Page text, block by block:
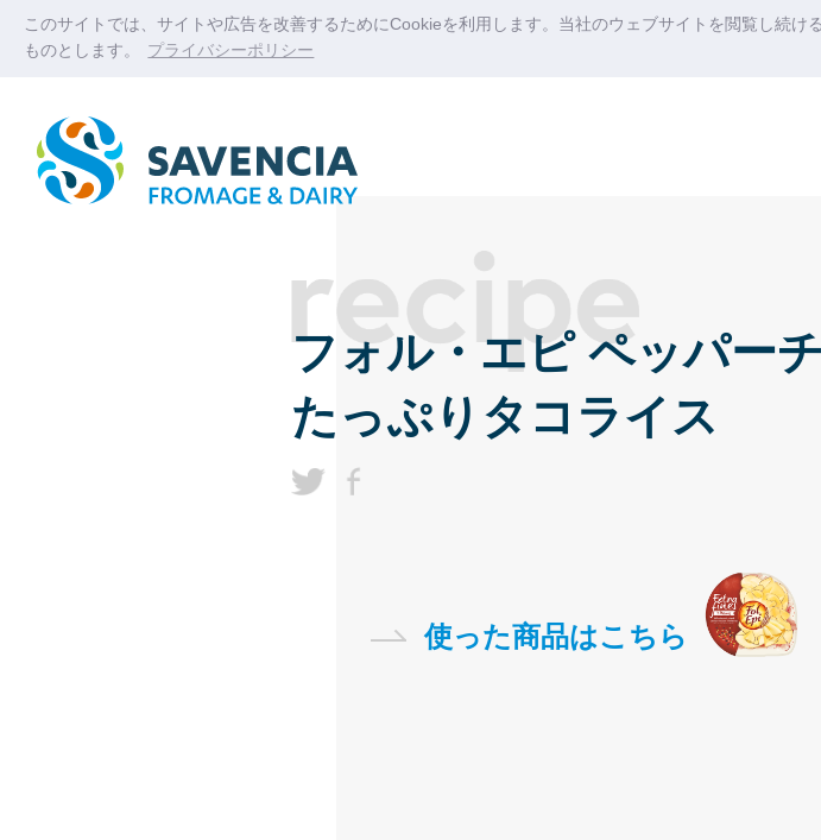
このサイトでは、サイトや広告を改善するためにCookieを利用します。当社のウェブサイトを閲覧し続
ものとします。
プライバシーポリシー
フォル・エピ ペッパー
たっぷりタコライス
使った商品はこちら